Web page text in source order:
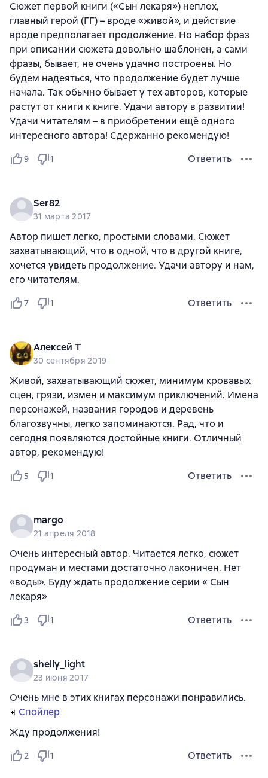
Сюжет первой книги («Сын лекаря») неплох,
главный герой (ГГ) – вроде «живой», и действие
вроде предполагает продолжение. Но набор фраз
при описании сюжета довольно шаблонен, а сами
фразы, бывает, не очень удачно построены. Но
будем надеяться, что продолжение будет лучше
начала. Так обычно бывает у тех авторов, которые
растут от книги к книге. Удачи автору в развитии!
Удачи читателям – в приобретении ещё одного
интересного автора! Сдержанно рекомендую!
9 1 Ответить
Ser82
31 марта 2017
Автор пишет легко, простыми словами. Сюжет
захватывающий, что в одной, что в другой книге,
хочется увидеть продолжение. Удачи автору и нам,
его читателям.
7 1 Ответить
Алексей Т
30 сентября 2019
Живой, захватывающий сюжет, минимум кровавых
сцен, грязи, измен и максимум приключений. Имена
персонажей, названия городов и деревень
благозвучны, легко запоминаются. Рад, что и
сегодня появляются достойные книги. Отличный
автор, рекомендую!
5 1 Ответить
margo
21 апреля 2018
Очень интересный автор. Читается легко, сюжет
продуман и местами достаточно лаконичен. Нет
«воды». Буду ждать продолжение серии « Сын
лекаря»
3 1 Ответить
shelly_light
23 июня 2017
Очень мне в этих книгах персонажи понравились.
Спойлер
Жду продолжения!
2 1 Ответить